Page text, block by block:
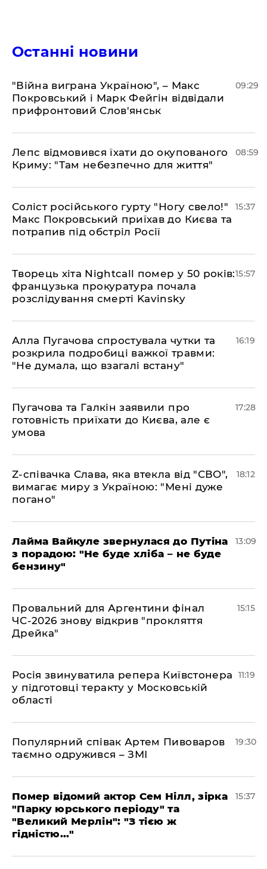
Останні новини
"Війна виграна Україною", – Макс
Покровський і Марк Фейгін відвідали
прифронтовий Слов'янськ
09:29
Лепс відмовився їхати до окупованого
Криму: "Там небезпечно для життя"
08:59
Соліст російського гурту "Ногу свело!"
Макс Покровський приїхав до Києва та
потрапив під обстріл Росії
15:37
Творець хіта Nightcall помер у 50 років:
французька прокуратура почала
розслідування смерті Kavinsky
15:57
Алла Пугачова спростувала чутки та
розкрила подробиці важкої травми:
"Не думала, що взагалі встану"
16:19
​Пугачова та Галкін заявили про
готовність приїхати до Києва, але є
умова
17:28
​Z-співачка Слава, яка втекла від "СВО",
вимагає миру з Україною: "Мені дуже
погано"
18:12
Лайма Вайкуле звернулася до Путіна
з порадою: "Не буде хліба – не буде
бензину"
13:09
Провальний для Аргентини фінал
ЧС-2026 знову відкрив "прокляття
Дрейка"
15:15
Росія звинуватила репера Київстонера
у підготовці теракту у Московській
області
11:19
Популярний співак Артем Пивоваров
таємно одружився – ЗМІ
19:30
Помер відомий актор Сем Нілл, зірка
"Парку юрського періоду" та
"Великий Мерлін": "З тією ж
гідністю..."
15:37